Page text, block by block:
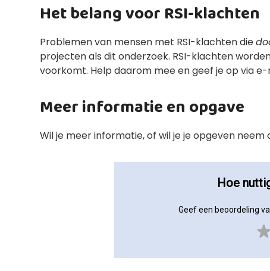
Het belang voor RSI-klachten
Problemen van mensen met RSI-klachten die
projecten als dit onderzoek. RSI-klachten
voorkomt. Help daarom mee en geef je op via e-
Meer informatie en opgave
Wil je meer informatie, of wil je je opgeven
Hoe
Geef een beoordeling